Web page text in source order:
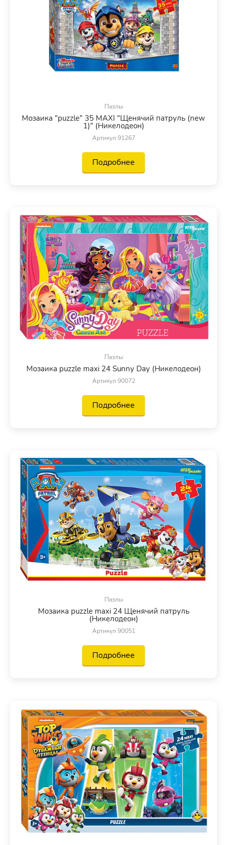
Пазлы
Мозаика "puzzle" 35 MAXI "Щенячий патруль (new
1)" (Никелодеон)
Артикул 91267
Подробнее
Пазлы
Мозаика puzzle maxi 24 Sunny Day (Никелодеон)
Артикул 90072
Подробнее
Пазлы
Мозаика puzzle maxi 24 Щенячий патруль
(Никелодеон)
Артикул 90051
Подробнее